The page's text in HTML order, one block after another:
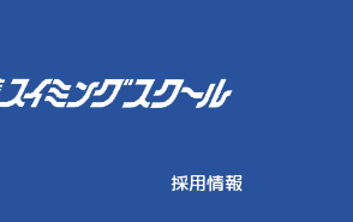
スイミングスクール
採用情報